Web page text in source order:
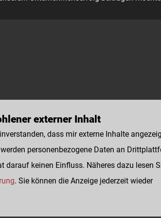
externer Inhalt
dass mir externe Inhalte
personenbezogene Daten an
darauf keinen Einfluss. Näheres dazu lesen
. Sie können die Anzeige jederzeit wieder